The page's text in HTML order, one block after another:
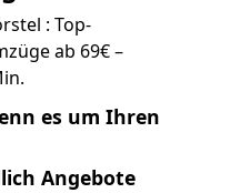
: Top-
ab 69€ –
es um Ihren
Angebote